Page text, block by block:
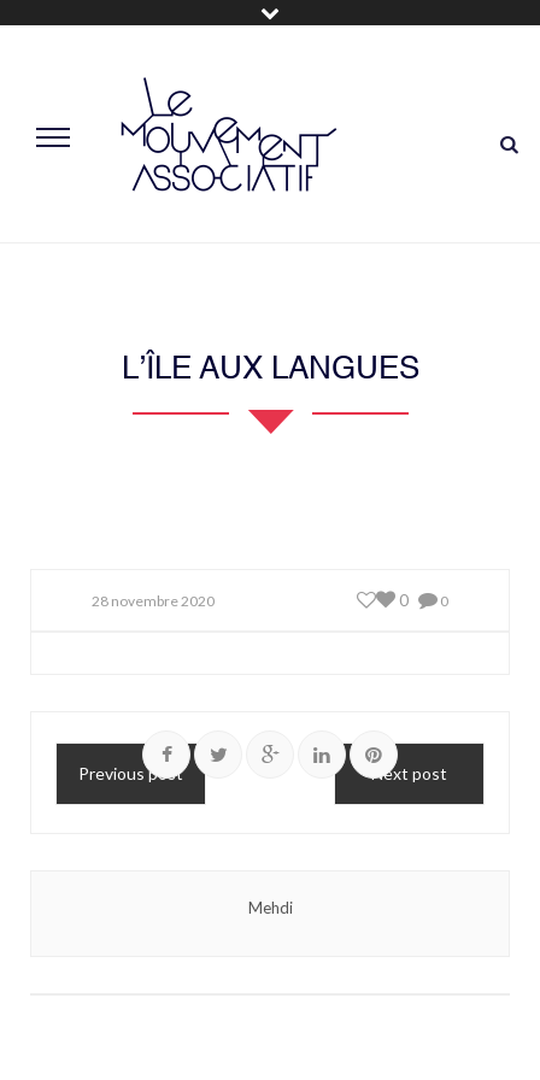
L’ÎLE AUX LANGUES
28 novembre 2020 0
0
Previous post Next post
Mehdi